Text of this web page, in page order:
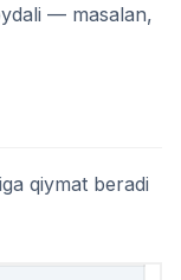
— masalan,
qiymat beradi